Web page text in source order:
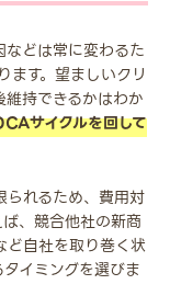
どは常に変わるた
ます。望ましいクリ
持できるかはわか
サイクルを回して
られるため、費用対
、競合他社の新商
ど自社を取り巻く状
イミングを選びま